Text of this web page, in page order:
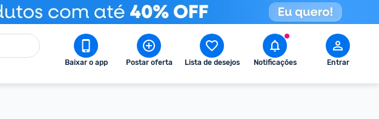
Baixar o app Postar oferta Lista de desejos Notificações Entrar